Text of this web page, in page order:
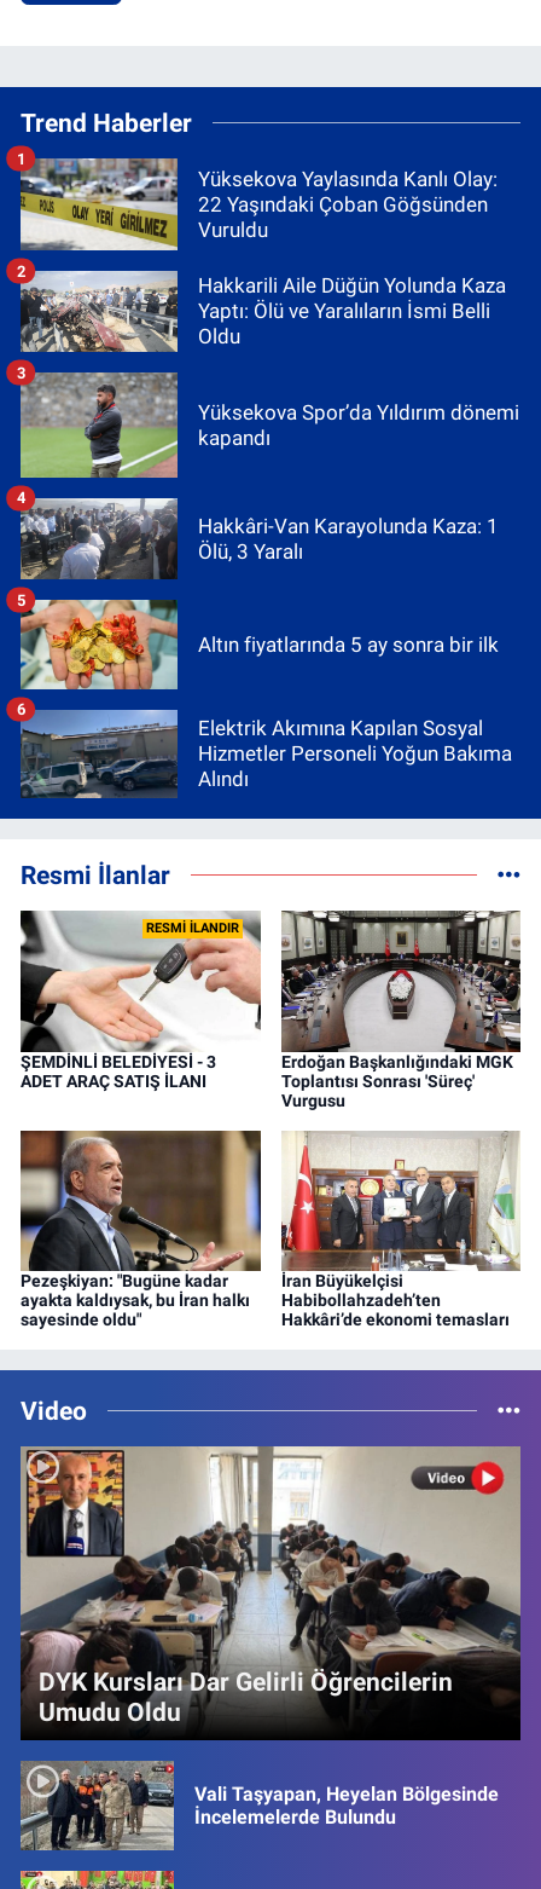
Trend Haberler
Yüksekova Yaylasında Kanlı Olay:
22 Yaşındaki Çoban Göğsünden
Vuruldu
1
Hakkarili Aile Düğün Yolunda Kaza
Yaptı: Ölü ve Yaralıların İsmi Belli
Oldu
2
Yüksekova Spor’da Yıldırım dönemi
kapandı
3
Hakkâri-Van Karayolunda Kaza: 1
Ölü, 3 Yaralı
4
Altın fiyatlarında 5 ay sonra bir ilk
5
Elektrik Akımına Kapılan Sosyal
Hizmetler Personeli Yoğun Bakıma
Alındı
6
Resmi İlanlar
RESMİ İLANDIR
ŞEMDİNLİ BELEDİYESİ - 3
ADET ARAÇ SATIŞ İLANI
Erdoğan Başkanlığındaki MGK
Toplantısı Sonrası 'Süreç'
Vurgusu
Pezeşkiyan: "Bugüne kadar
ayakta kaldıysak, bu İran halkı
sayesinde oldu"
İran Büyükelçisi
Habibollahzadeh’ten
Hakkâri’de ekonomi temasları
Video
DYK Kursları Dar Gelirli Öğrencilerin
Umudu Oldu
Vali Taşyapan, Heyelan Bölgesinde
İncelemelerde Bulundu